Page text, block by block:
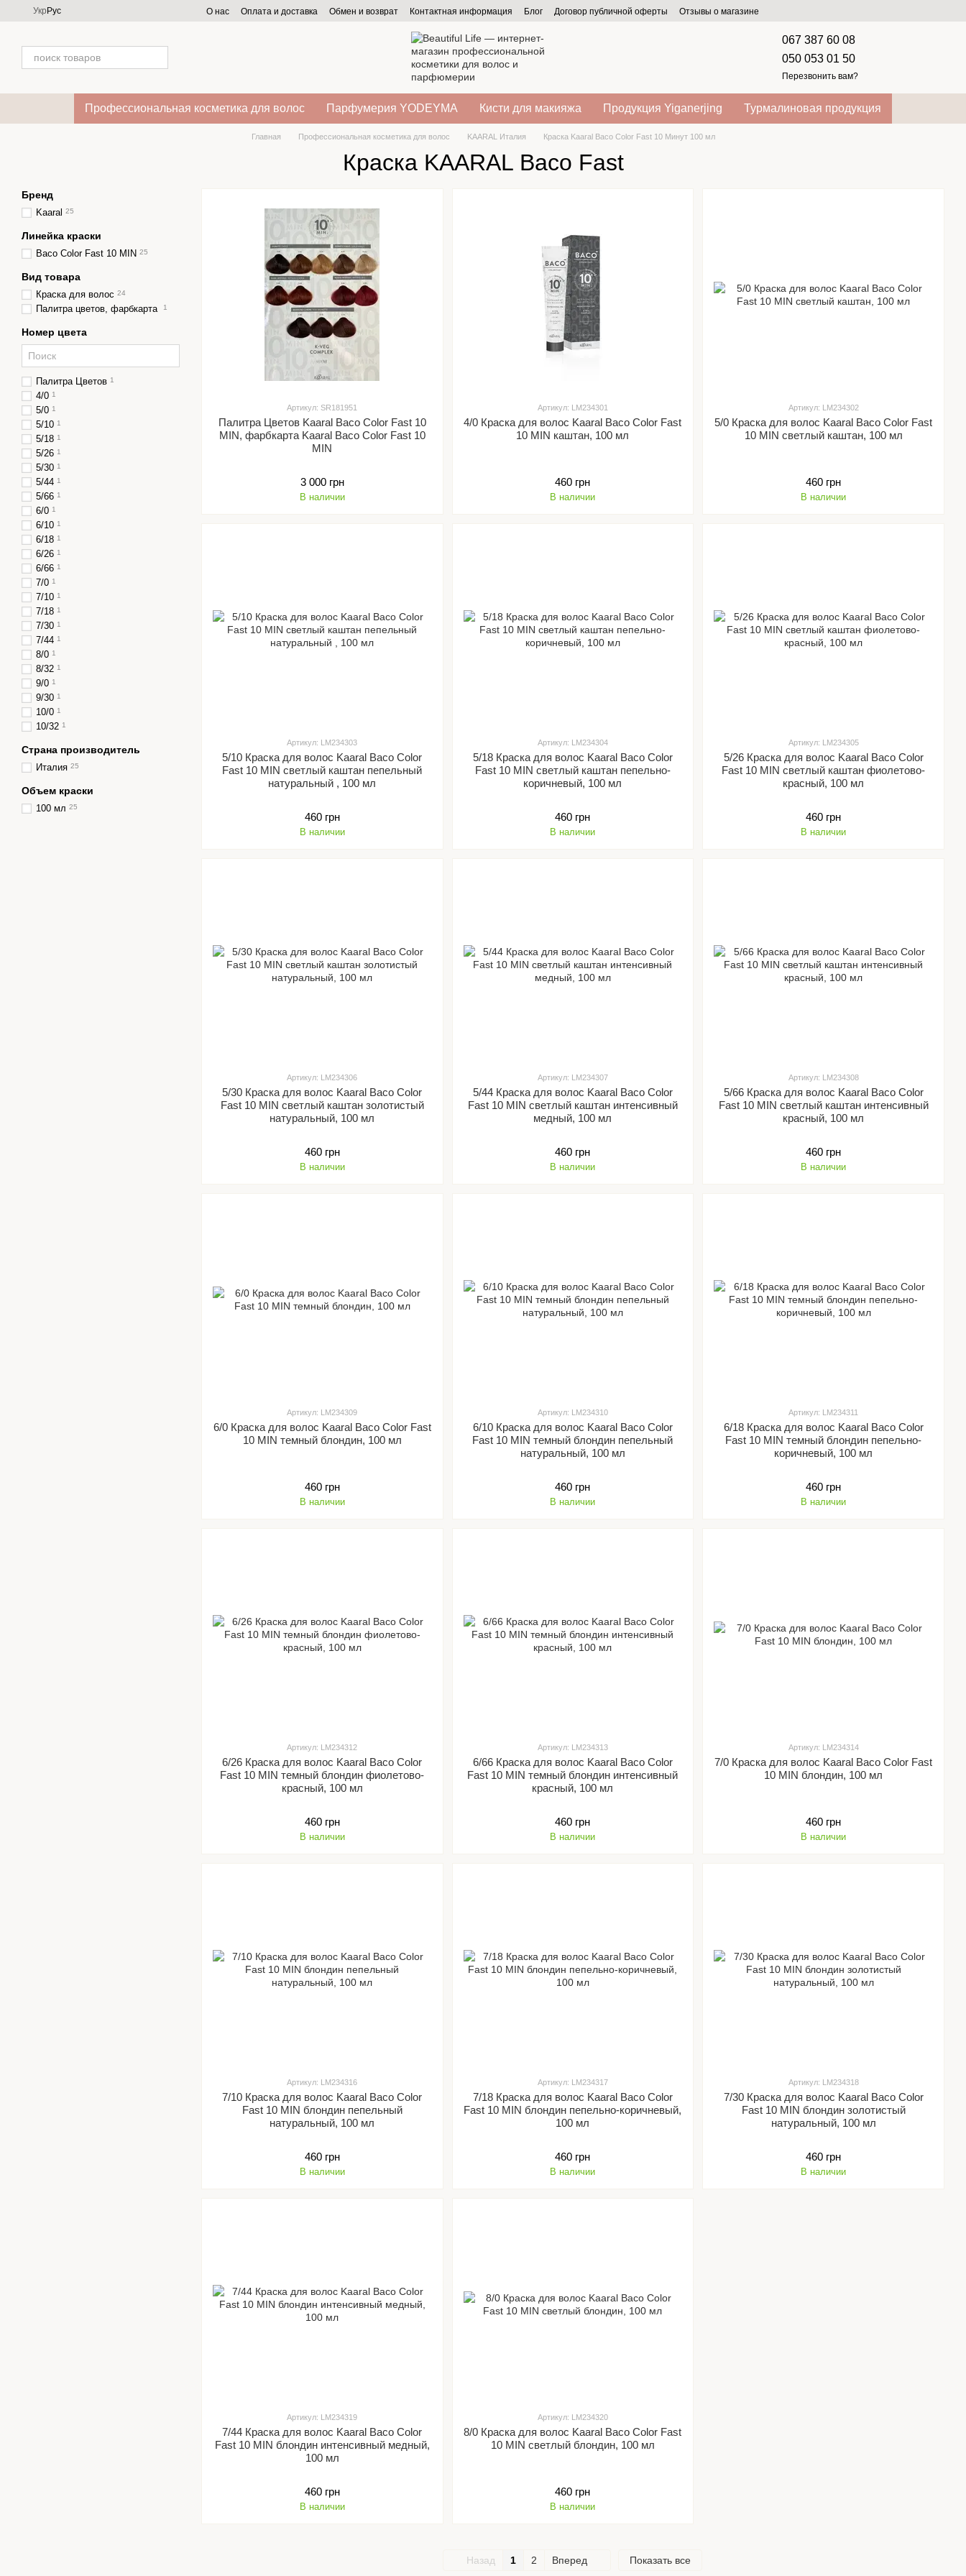
Перейти к основному контенту
Укр Рус О нас Оплата и доставка Обмен и возврат Контактная информация Блог Договор публичной оферты Отзывы о магазине
067 387 60 08
050 053 01 50
Перезвонить вам?
Профессиональная косметика для волос Парфумерия YODEYMA Кисти для макияжа Продукция Yiganerjing Турмалиновая продукция
Главная Профессиональная косметика для волос KAARAL Италия Краска Kaaral Baco Color Fast 10 Минут 100 мл
Краска KAARAL Baco Fast
Артикул: SR181951
Палитра Цветов Kaaral Baco Color Fast 10
MIN, фарбкарта Kaaral Baco Color Fast 10
MIN
3 000 грн
В наличии
Артикул: LM234301
4/0 Краска для волос Kaaral Baco Color Fast
10 MIN каштан, 100 мл
460 грн
В наличии
Артикул: LM234302
5/0 Краска для волос Kaaral Baco Color Fast
10 MIN светлый каштан, 100 мл
460 грн
В наличии
Артикул: LM234303
5/10 Краска для волос Kaaral Baco Color
Fast 10 MIN светлый каштан пепельный
натуральный , 100 мл
460 грн
В наличии
Артикул: LM234304
5/18 Краска для волос Kaaral Baco Color
Fast 10 MIN светлый каштан пепельно-
коричневый, 100 мл
460 грн
В наличии
Артикул: LM234305
5/26 Краска для волос Kaaral Baco Color
Fast 10 MIN светлый каштан фиолетово-
красный, 100 мл
460 грн
В наличии
Артикул: LM234306
5/30 Краска для волос Kaaral Baco Color
Fast 10 MIN светлый каштан золотистый
натуральный, 100 мл
460 грн
В наличии
Артикул: LM234307
5/44 Краска для волос Kaaral Baco Color
Fast 10 MIN светлый каштан интенсивный
медный, 100 мл
460 грн
В наличии
Артикул: LM234308
5/66 Краска для волос Kaaral Baco Color
Fast 10 MIN светлый каштан интенсивный
красный, 100 мл
460 грн
В наличии
Артикул: LM234309
6/0 Краска для волос Kaaral Baco Color Fast
10 MIN темный блондин, 100 мл
460 грн
В наличии
Артикул: LM234310
6/10 Краска для волос Kaaral Baco Color
Fast 10 MIN темный блондин пепельный
натуральный, 100 мл
460 грн
В наличии
Артикул: LM234311
6/18 Краска для волос Kaaral Baco Color
Fast 10 MIN темный блондин пепельно-
коричневый, 100 мл
460 грн
В наличии
Артикул: LM234312
6/26 Краска для волос Kaaral Baco Color
Fast 10 MIN темный блондин фиолетово-
красный, 100 мл
460 грн
В наличии
Артикул: LM234313
6/66 Краска для волос Kaaral Baco Color
Fast 10 MIN темный блондин интенсивный
красный, 100 мл
460 грн
В наличии
Артикул: LM234314
7/0 Краска для волос Kaaral Baco Color Fast
10 MIN блондин, 100 мл
460 грн
В наличии
Артикул: LM234316
7/10 Краска для волос Kaaral Baco Color
Fast 10 MIN блондин пепельный
натуральный, 100 мл
460 грн
В наличии
Артикул: LM234317
7/18 Краска для волос Kaaral Baco Color
Fast 10 MIN блондин пепельно-коричневый,
100 мл
460 грн
В наличии
Артикул: LM234318
7/30 Краска для волос Kaaral Baco Color
Fast 10 MIN блондин золотистый
натуральный, 100 мл
460 грн
В наличии
Артикул: LM234319
7/44 Краска для волос Kaaral Baco Color
Fast 10 MIN блондин интенсивный медный,
100 мл
460 грн
В наличии
Артикул: LM234320
8/0 Краска для волос Kaaral Baco Color Fast
10 MIN светлый блондин, 100 мл
460 грн
В наличии
Назад 1 2 Вперед Показать все
Бренд
Kaaral 25
Линейка краски
Baco Color Fast 10 MIN 25
Вид товара
Краска для волос 24
Палитра цветов, фарбкарта 1
Номер цвета
Палитра Цветов 1
4/0 1
5/0 1
5/10 1
5/18 1
5/26 1
5/30 1
5/44 1
5/66 1
6/0 1
6/10 1
6/18 1
6/26 1
6/66 1
7/0 1
7/10 1
7/18 1
7/30 1
7/44 1
8/0 1
8/32 1
9/0 1
9/30 1
10/0 1
10/32 1
Страна производитель
Италия 25
Объем краски
100 мл 25